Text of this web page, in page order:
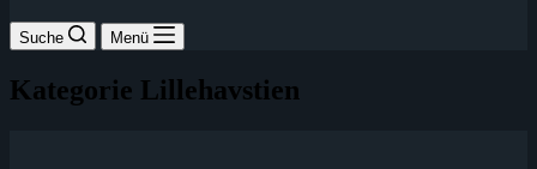
Suche Menü
Kategorie Lillehavstien